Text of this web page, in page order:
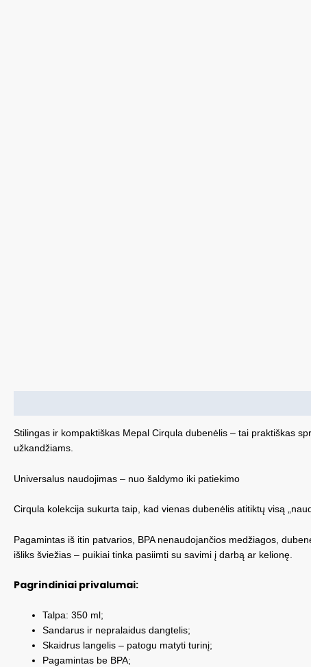
Stilingas ir kompaktiškas Mepal Cirqula dubenėlis – tai praktiškas
užkandžiams.
Universalus naudojimas – nuo šaldymo iki patiekimo
Cirqula kolekcija sukurta taip, kad vienas dubenėlis atitiktų visą
Pagamintas iš itin patvarios, BPA nenaudojančios medžiagos,
išliks šviežias – puikiai tinka pasiimti su savimi į darbą ar kelionę.
Pagrindiniai privalumai:
Talpa: 350 ml;
Sandarus ir nepralaidus dangtelis;
Skaidrus langelis – patogu matyti turinį;
Pagamintas be BPA;